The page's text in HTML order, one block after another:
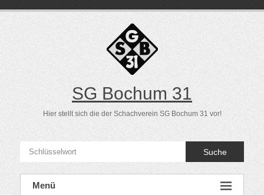
SG Bochum 31
Hier stellt sich die der Schachverein SG Bochum 31 vor!
Suche
Menü